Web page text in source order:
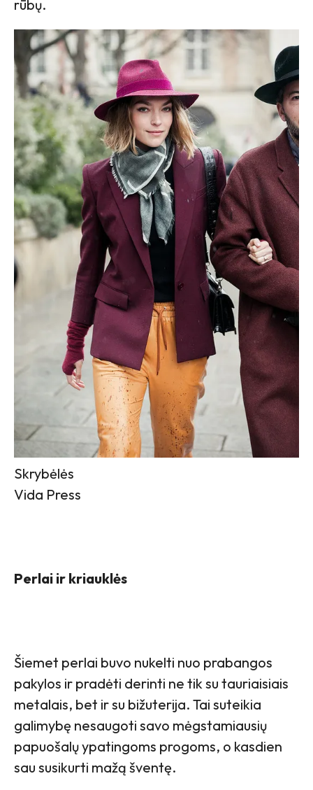
rūbų.
Skrybėlės
Vida Press
Perlai ir kriauklės
Šiemet perlai buvo nukelti nuo prabangos
pakylos ir pradėti derinti ne tik su tauriaisiais
metalais, bet ir su bižuterija. Tai suteikia
galimybę nesaugoti savo mėgstamiausių
papuošalų ypatingoms progoms, o kasdien
sau susikurti mažą šventę.